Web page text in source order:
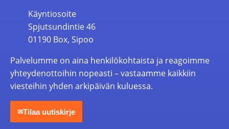
Käyntiosoite
Spjutsundintie 46
01190 Box, Sipoo
Palvelumme on aina henkilökohtaista ja reagoimme
yhteydenottoihin nopeasti – vastaamme kaikkiin
viesteihin yhden arkipäivän kuluessa.
✉Tilaa uutiskirje